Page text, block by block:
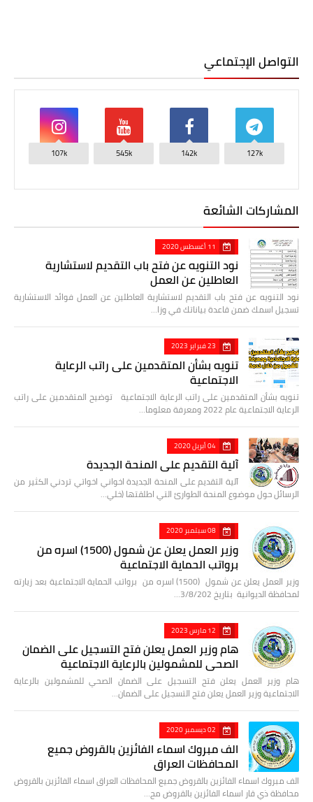
التواصل الإجتماعي
127k
142k
545k
107k
المشاركات الشائعة
11 أغسطس 2020
نود التنويه عن فتح باب التقديم لاستشارية
العاطلين عن العمل
نود التنويه عن فتح باب التقديم لاستشارية العاطلين عن العمل فوائد الاستشارية
تسجيل اسمك ضمن قاعدة بياناتك في وزا…
23 فبراير 2023
تنويه بشأن المتقدمين على راتب الرعاية
الاجتماعية
تنويه بشأن المتقدمين على راتب الرعاية الاجتماعية توضيح المتقدمين على راتب
الرعاية الاجتماعية عام 2022 ومعرفة معلوما…
04 أبريل 2020
آلية التقديم على المنحة الجديدة
آلية التقديم على المنحة الجديدة اخواني اخواتي تردني الكثير من
الرسائل حول موضوع المنحة الطوارئ التي اطلقتها (خلي…
08 سبتمبر 2020
وزير العمل يعلن عن شمول (1500) اسره من
برواتب الحماية الاجتماعية
وزير العمل يعلن عن شمول (1500) اسره من برواتب الحماية الاجتماعية بعد زيارته
لمحافظة الديوانية بتاريخ 3/8/202…
12 مارس 2023
هام وزير العمل يعلن فتح التسجيل على الضمان
الصحي للمشمولين بالرعاية الاجتماعية
هام وزير العمل يعلن فتح التسجيل على الضمان الصحي للمشمولين بالرعاية
الاجتماعية وزير العمل يعلن فتح التسجيل على الضمان…
02 ديسمبر 2020
الف مبروك اسماء الفائزين بالقروض جميع
المحافظات العراق
الف مبروك اسماء الفائزين بالقروض جميع المحافظات العراق اسماء الفائزين بالقروض
محافظة ذي قار اسماء الفائزين بالقروض مح…